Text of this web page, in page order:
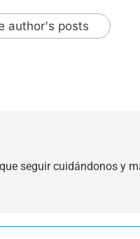
author's posts
seguir cuidándonos y